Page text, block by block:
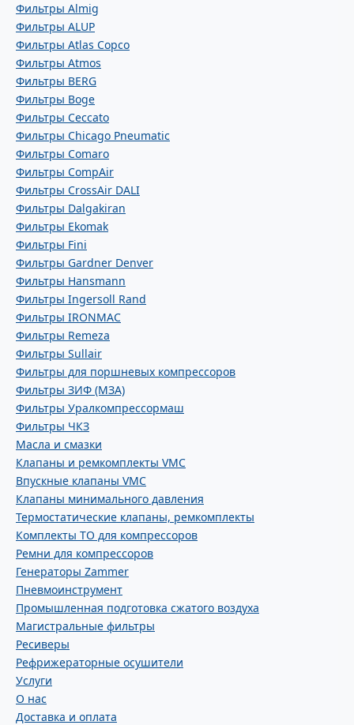
Фильтры Almig
Фильтры ALUP
Фильтры Atlas Copco
Фильтры Atmos
Фильтры BERG
Фильтры Boge
Фильтры Ceccato
Фильтры Chicago Pneumatic
Фильтры Comaro
Фильтры CompAir
Фильтры CrossAir DALI
Фильтры Dalgakiran
Фильтры Ekomak
Фильтры Fini
Фильтры Gardner Denver
Фильтры Hansmann
Фильтры Ingersoll Rand
Фильтры IRONMAC
Фильтры Remeza
Фильтры Sullair
Фильтры для поршневых компрессоров
Фильтры ЗИФ (МЗА)
Фильтры Уралкомпрессормаш
Фильтры ЧКЗ
Масла и смазки
Клапаны и ремкомплекты VMC
Впускные клапаны VMC
Клапаны минимального давления
Термостатические клапаны, ремкомплекты
Комплекты ТО для компрессоров
Ремни для компрессоров
Генераторы Zammer
Пневмоинструмент
Промышленная подготовка сжатого воздуха
Магистральные фильтры
Ресиверы
Рефрижераторные осушители
Услуги
О нас
Доставка и оплата